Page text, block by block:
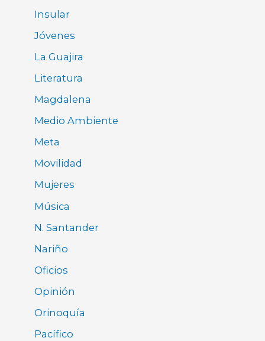
Insular
Jóvenes
La Guajira
Literatura
Magdalena
Medio Ambiente
Meta
Movilidad
Mujeres
Música
N. Santander
Nariño
Oficios
Opinión
Orinoquía
Pacífico